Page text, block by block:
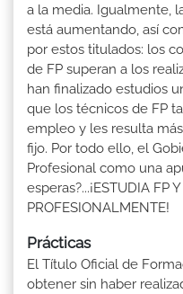
a la media. Igualmente,
está aumentando, así
por estos titulados: los
de FP superan a los
han finalizado estudios
que los técnicos de FP
empleo y les resulta
fijo. Por todo ello, el
Profesional como una
esperas?...¡ESTUDIA FP
PROFESIONALMENTE!
Prácticas
El Título Oficial de
obtener sin haber